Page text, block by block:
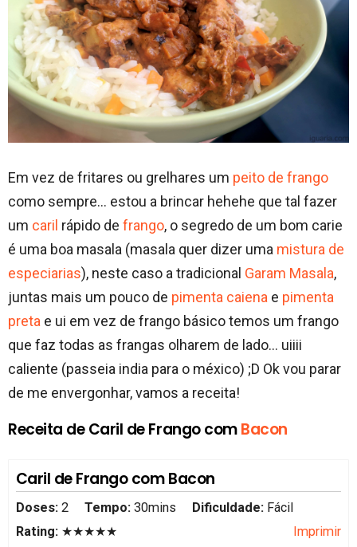
Em vez de fritares ou grelhares um peito de frango
como sempre… estou a brincar hehehe que tal fazer
um caril rápido de frango, o segredo de um bom carie
é uma boa masala (masala quer dizer uma mistura de
especiarias), neste caso a tradicional Garam Masala,
juntas mais um pouco de pimenta caiena e pimenta
preta e ui em vez de frango básico temos um frango
que faz todas as frangas olharem de lado… uiiii
caliente (passeia india para o méxico) ;D Ok vou parar
de me envergonhar, vamos a receita!
Receita de Caril de Frango comBacon
Caril de Frango com Bacon
Doses: 2 Tempo: 30mins Dificuldade: Fácil
Rating: ★★★★★ Imprimir